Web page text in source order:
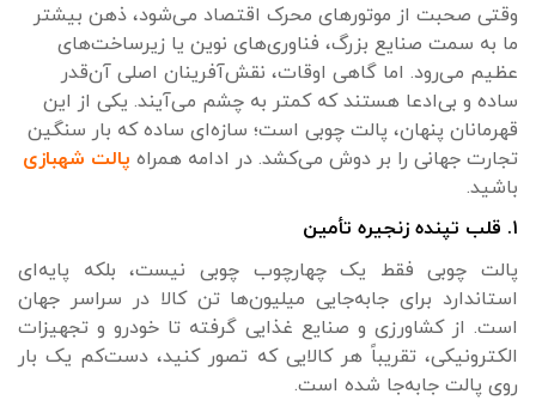
وقتی صحبت از موتورهای محرک اقتصاد می‌شود، ذهن بیشتر
ما به سمت صنایع بزرگ، فناوری‌های نوین یا زیرساخت‌های
عظیم می‌رود. اما گاهی اوقات، نقش‌آفرینان اصلی آن‌قدر
ساده و بی‌ادعا هستند که کمتر به چشم می‌آیند. یکی از این
قهرمانان پنهان، پالت چوبی است؛ سازه‌ای ساده که بار سنگین
تجارت جهانی را بر دوش می‌کشد. در ادامه همراه پالت شهبازی
باشید.
۱. قلب تپنده زنجیره تأمین
پالت چوبی فقط یک چهارچوب چوبی نیست، بلکه پایه‌ای
استاندارد برای جابه‌جایی میلیون‌ها تن کالا در سراسر جهان
است. از کشاورزی و صنایع غذایی گرفته تا خودرو و تجهیزات
الکترونیکی، تقریباً هر کالایی که تصور کنید، دست‌کم یک بار
روی پالت جابه‌جا شده است.